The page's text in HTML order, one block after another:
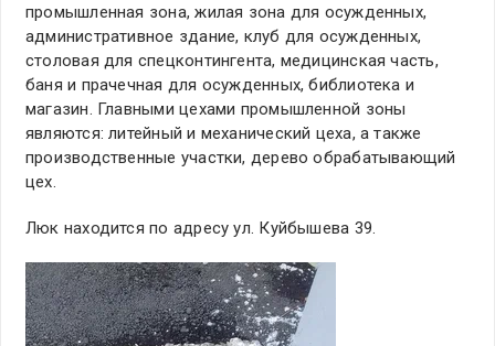
промышленная зона, жилая зона для осужденных,
административное здание, клуб для осужденных,
столовая для спецконтингента, медицинская часть,
баня и прачечная для осужденных, библиотека и
магазин. Главными цехами промышленной зоны
являются: литейный и механический цеха, а также
производственные участки, дерево обрабатывающий
цех.
Люк находится по адресу ул. Куйбышева 39.